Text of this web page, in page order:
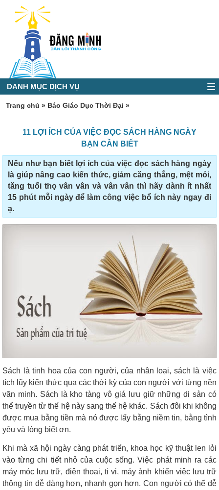
DANH MỤC DỊCH VỤ
Trang chủ » Báo Giáo Dục Thời Đại »
11 LỢI ÍCH CỦA VIỆC ĐỌC SÁCH HÀNG NGÀY
BẠN CẦN BIẾT
Nếu như bạn biết lợi ích của việc đọc sách hàng ngày
là giúp nâng cao kiến thức, giảm căng thẳng, mệt mỏi,
tăng tuổi thọ vân vân và vân vân thì hãy dành ít nhất
15 phút mỗi ngày để làm công việc bổ ích này ngay đi
ạ.
Sách là tinh hoa của con người, của nhân loại, sách là việc
tích lũy kiến thức qua các thời kỳ của con người với từng nền
văn minh. Sách là kho tàng vô giá lưu giữ những di sản có
thể truyền từ thế hệ này sang thế hệ khác. Sách đôi khi không
được mua bằng tiền mà nó được lấy bằng niềm tin, bằng tình
yêu và lòng biết ơn.
Khi mà xã hội ngày càng phát triển, khoa học kỹ thuật len lỏi
vào từng chi tiết nhỏ của cuộc sống. Việc phát minh ra các
máy móc lưu trữ, điện thoại, ti vi, máy ảnh khiến việc lưu trữ
thông tin dễ dàng hơn, nhanh gọn hơn. Con người có thể dễ